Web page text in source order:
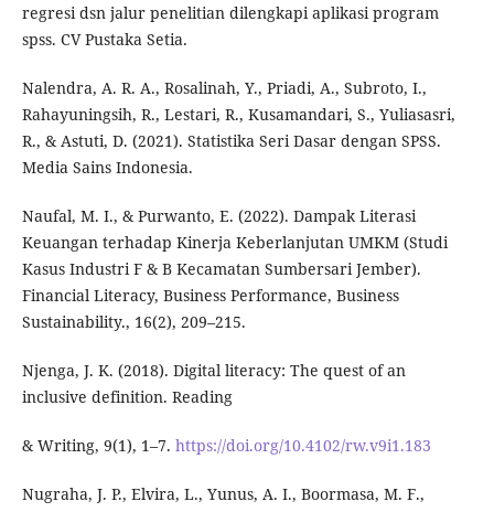
regresi dsn jalur penelitian dilengkapi aplikasi program
spss. CV Pustaka Setia.
Nalendra, A. R. A., Rosalinah, Y., Priadi, A., Subroto, I.,
Rahayuningsih, R., Lestari, R., Kusamandari, S., Yuliasasri,
R., & Astuti, D. (2021). Statistika Seri Dasar dengan SPSS.
Media Sains Indonesia.
Naufal, M. I., & Purwanto, E. (2022). Dampak Literasi
Keuangan terhadap Kinerja Keberlanjutan UMKM (Studi
Kasus Industri F & B Kecamatan Sumbersari Jember).
Financial Literacy, Business Performance, Business
Sustainability., 16(2), 209–215.
Njenga, J. K. (2018). Digital literacy: The quest of an
inclusive definition. Reading
& Writing, 9(1), 1–7. https://doi.org/10.4102/rw.v9i1.183
Nugraha, J. P., Elvira, L., Yunus, A. I., Boormasa, M. F.,